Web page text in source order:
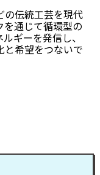
伝統工芸を現代
通じて循環型の
ギーを発信し、
と希望をつないで